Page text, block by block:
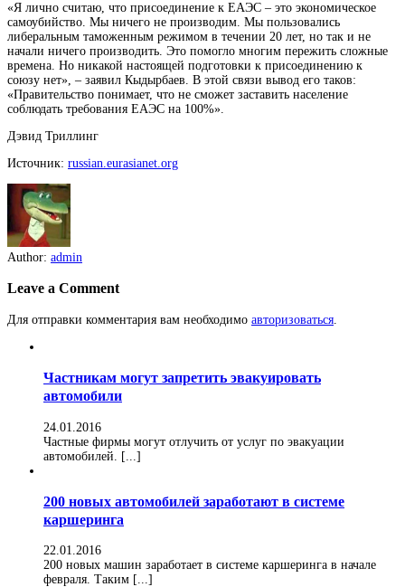
«Я лично считаю, что присоединение к ЕАЭС – это экономическое
самоубийство. Мы ничего не производим. Мы пользовались
либеральным таможенным режимом в течении 20 лет, но так и не
начали ничего производить. Это помогло многим пережить сложные
времена. Но никакой настоящей подготовки к присоединению к
союзу нет», – заявил Кыдырбаев. В этой связи вывод его таков:
«Правительство понимает, что не сможет заставить население
соблюдать требования ЕАЭС на 100%».
Дэвид Триллинг
Источник: russian.eurasianet.org
Author: admin
Leave a Comment
Для отправки комментария вам необходимо авторизоваться
Частникам могут запретить эвакуировать
автомобили
24.01.2016
Частные фирмы могут отлучить от услуг по эвакуации
автомобилей. [...]
200 новых автомобилей заработают в системе
каршеринга
22.01.2016
200 новых машин заработает в системе каршеринга в начале
февраля. Таким [...]